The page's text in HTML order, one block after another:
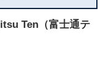
Ten（富士通テ